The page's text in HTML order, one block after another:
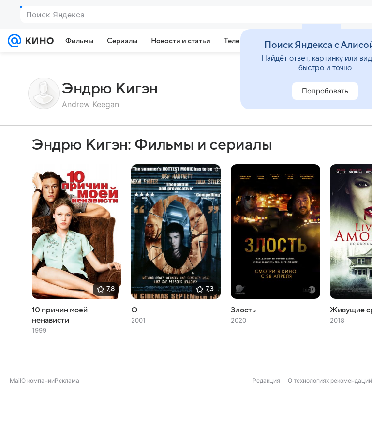
Поиск Яндекса
Фильмы Сериалы Новости и статьи Телепрограмма Звезды
Эндрю Кигэн
Andrew Keegan
Эндрю Кигэн: Фильмы и сериалы
7,8
10 причин моей
ненависти
1999
7,3
О
2001
Злость
2020
Живущие
2018
MailО компанииРеклама Редакция О технологиях рекомендаций
Поиск Яндекса с
Найдёт ответ, картинку или
быстро и точно
Попробовать